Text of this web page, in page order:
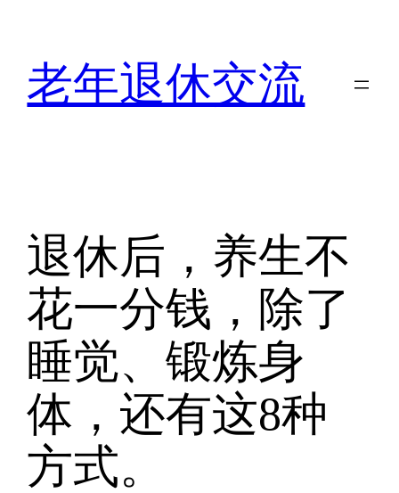
老年退休交流
退休后，养生不
花一分钱，除了
睡觉、锻炼身
体，还有这8种
方式。